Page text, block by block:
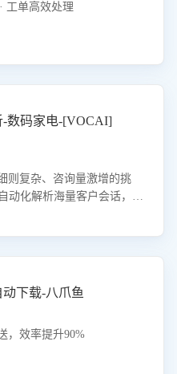
工单高效处理
-数码家电-[VOCAI]
则复杂、咨询量激增的挑
动化解析海量客户会话，精
时全面评估客服团队政策
下载-八爪鱼
，效率提升90%